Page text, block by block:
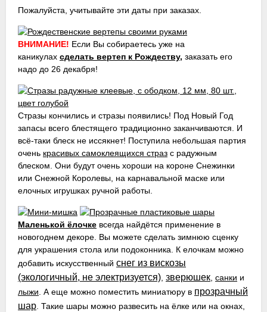
Пожалуйста, учитывайте эти даты при заказах.
ВНИМАНИЕ! Если Вы собираетесь уже на
каникулах сделать вертеп к Рождеству, заказать его
надо до 26 декабря!
Стразы кончились и стразы появились! Под Новый Год
запасы всего блестящего традиционно заканчиваются. И
всё-таки блеск не иссякнет! Поступила небольшая партия
очень красивых самоклеящихся страз с радужным
блеском. Они будут очень хороши на короне Снежинки
или Снежной Королевы, на карнавальной маске или
елочных игрушках ручной работы.
Маленькой ёлочке всегда найдётся применение в
новогоднем декоре. Вы можете сделать зимнюю сценку
для украшения стола или подоконника. К елочкам можно
добавить искусственный снег из вискозы
(экологичный, не электризуется), зверюшек, санки и
лыжи. А еще можно поместить миниатюру в прозрачный
шар. Такие шары можно развесить на ёлке или на окнах,